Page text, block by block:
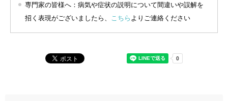
専門家の皆様へ：病気や症状の説明について間違いや誤解を
招く表現がございましたら、
こちら よりご連絡ください